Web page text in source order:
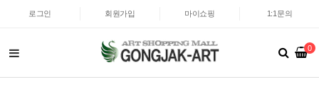
로그인 회원가입 마이쇼핑 1:1문의
0